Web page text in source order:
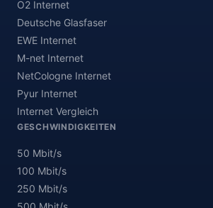
O2 Internet
Deutsche Glasfaser
EWE Internet
M-net Internet
NetCologne Internet
Pyur Internet
Internet Vergleich
GESCHWINDIGKEITEN
50 Mbit/s
100 Mbit/s
250 Mbit/s